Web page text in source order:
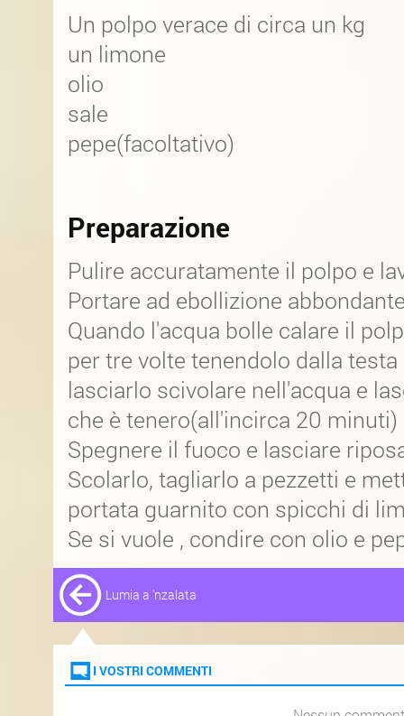
Un polpo verace di circa un kg
un limone
olio
sale
pepe(facoltativo)
Preparazione
Pulire accuratamente il polpo e
Portare ad ebollizione
Quando l'acqua bolle calare il
per tre volte tenendolo dalla testa
lasciarlo scivolare nell'acqua e
che è tenero(all'incirca 20 minuti)
Spegnere il fuoco e lasciare
Scolarlo, tagliarlo a pezzetti e
portata guarnito con spicchi di
Se si vuole , condire con olio e
Lumia a 'nzalata
I VOSTRI COMMENTI